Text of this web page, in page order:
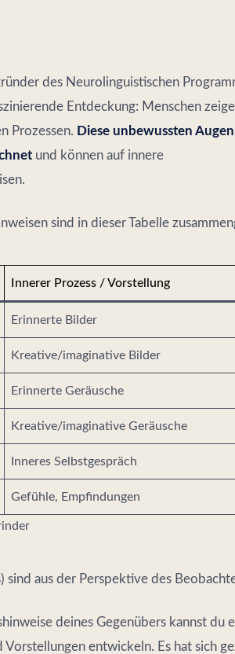
des Neurolinguistischen
Entdeckung: Menschen
Prozessen. Diese unbewussten
und können auf innere
sind in dieser Tabelle
Innerer Prozess / Vorstellung
Erinnerte Bilder
Kreative/imaginative Bilder
Erinnerte Geräusche
Kreative/imaginative Geräusche
Inneres Selbstgespräch
Gefühle, Empfindungen
aus der Perspektive des
deines Gegenübers kannst du
entwickeln. Es hat sich